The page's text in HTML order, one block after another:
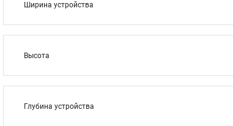
Ширина устройства
Высота
Глубина устройства